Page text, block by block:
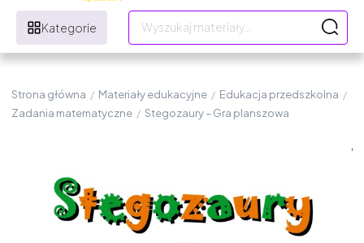
Kategorie
Strona główna / Materiały edukacyjne / Edukacja przedszkolna /
Zadania matematyczne / Stegozaury – Gra planszowa